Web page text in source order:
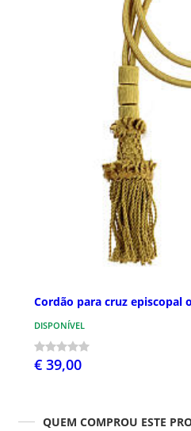
Cordão para cruz episcopal
DISPONÍVEL
€ 39,00
QUEM COMPROU ESTE